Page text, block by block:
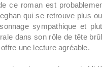
ce roman est
qui se retrouve plus
sympathique et
dans son rôle de tête
une lecture agréable.